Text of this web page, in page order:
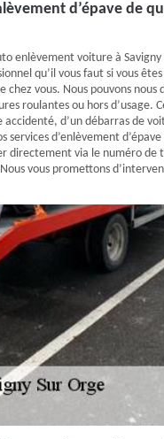
d’épave de
enlèvement voiture à
qu’il vous faut si vous
chez vous. Nous pouvons nous
roulantes ou hors d’usage.
d’un débarras de
services d’enlèvement
directement via le numéro de
vous promettons